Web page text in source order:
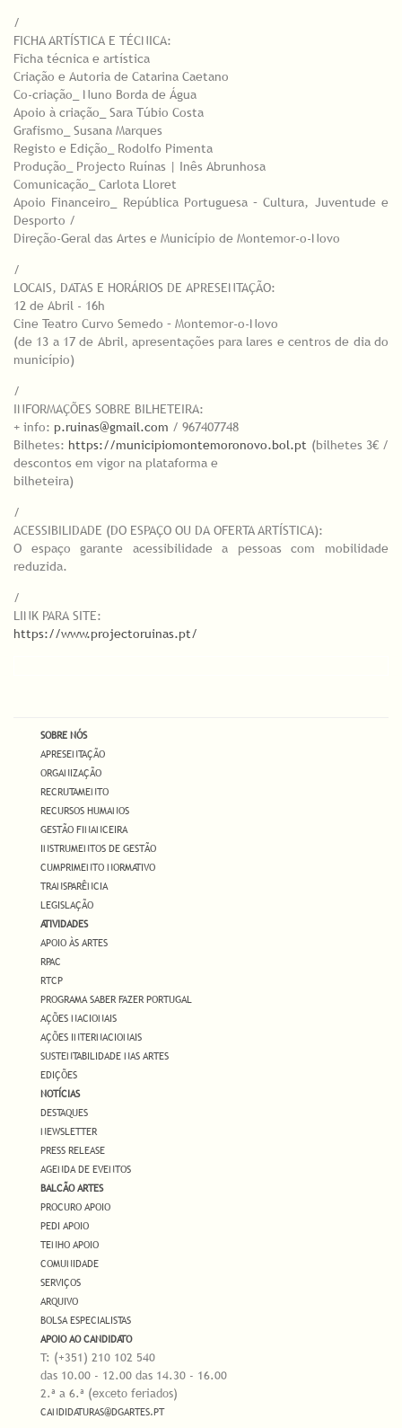
/
FICHA ARTÍSTICA E TÉCNICA:
Ficha técnica e artística
Criação e Autoria de Catarina Caetano
Co-criação_ Nuno Borda de Água
Apoio à criação_ Sara Túbio Costa
Grafismo_ Susana Marques
Registo e Edição_ Rodolfo Pimenta
Produção_ Projecto Ruínas | Inês Abrunhosa
Comunicação_ Carlota Lloret
Apoio Financeiro_ República Portuguesa – Cultura, Juventude e
Desporto /
Direção-Geral das Artes e Município de Montemor-o-Novo
/
LOCAIS, DATAS E HORÁRIOS DE APRESENTAÇÃO:
12 de Abril - 16h
Cine Teatro Curvo Semedo – Montemor-o-Novo
(de 13 a 17 de Abril, apresentações para lares e centros de dia do
município)
/
INFORMAÇÕES SOBRE BILHETEIRA:
+ info: p.ruinas@gmail.com / 967407748
Bilhetes: https://municipiomontemoronovo.bol.pt (bilhetes 3€ /
descontos em vigor na plataforma e
bilheteira)
/
ACESSIBILIDADE (DO ESPAÇO OU DA OFERTA ARTÍSTICA):
O espaço garante acessibilidade a pessoas com mobilidade
reduzida.
/
LINK PARA SITE:
https://www.projectoruinas.pt/
SOBRE NÓS
APRESENTAÇÃO
ORGANIZAÇÃO
RECRUTAMENTO
RECURSOS HUMANOS
GESTÃO FINANCEIRA
INSTRUMENTOS DE GESTÃO
CUMPRIMENTO NORMATIVO
TRANSPARÊNCIA
LEGISLAÇÃO
ATIVIDADES
APOIO ÀS ARTES
RPAC
RTCP
PROGRAMA SABER FAZER PORTUGAL
AÇÕES NACIONAIS
AÇÕES INTERNACIONAIS
SUSTENTABILIDADE NAS ARTES
EDIÇÕES
NOTÍCIAS
DESTAQUES
NEWSLETTER
PRESS RELEASE
AGENDA DE EVENTOS
BALCÃO ARTES
PROCURO APOIO
PEDI APOIO
TENHO APOIO
COMUNIDADE
SERVIÇOS
ARQUIVO
BOLSA ESPECIALISTAS
APOIO AO CANDIDATO
T: (+351) 210 102 540
das 10.00 - 12.00 das 14.30 - 16.00
2.ª a 6.ª (exceto feriados)
CANDIDATURAS@DGARTES.PT